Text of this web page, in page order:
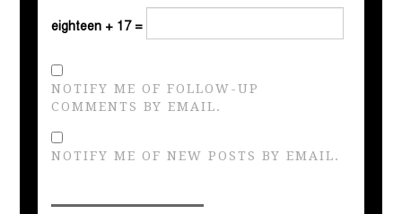
eighteen + 17 =
NOTIFY ME OF FOLLOW-UP
COMMENTS BY EMAIL.
NOTIFY ME OF NEW POSTS BY EMAIL.